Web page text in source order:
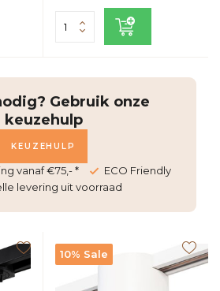
Gebruik onze
keuzehulp
KEUZEHULP
vanaf €75,- *
ECO Friendly
levering uit voorraad
10% Sale